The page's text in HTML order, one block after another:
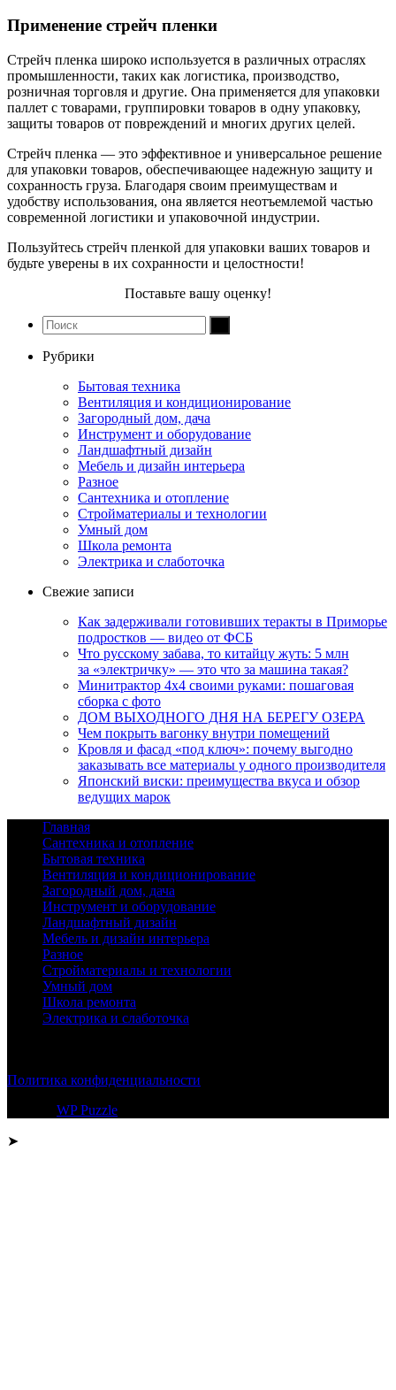
Применение стрейч пленки
Стрейч пленка широко используется в различных отраслях
промышленности, таких как логистика, производство,
розничная торговля и другие. Она применяется для упаковки
паллет с товарами, группировки товаров в одну упаковку,
защиты товаров от повреждений и многих других целей.
Стрейч пленка — это эффективное и универсальное решение
для упаковки товаров, обеспечивающее надежную защиту и
сохранность груза. Благодаря своим преимуществам и
удобству использования, она является неотъемлемой частью
современной логистики и упаковочной индустрии.
Пользуйтесь стрейч пленкой для упаковки ваших товаров и
будьте уверены в их сохранности и целостности!
Поставьте вашу оценку!
Рубрики
Бытовая техника
Вентиляция и кондиционирование
Загородный дом, дача
Инструмент и оборудование
Ландшафтный дизайн
Мебель и дизайн интерьера
Разное
Сантехника и отопление
Стройматериалы и технологии
Умный дом
Школа ремонта
Электрика и слаботочка
Свежие записи
Как задерживали готовивших теракты в Приморье
подростков — видео от ФСБ
Что русскому забава, то китайцу жуть: 5 млн
за «электричку» — это что за машина такая?
Минитрактор 4х4 своими руками: пошаговая
сборка с фото
ДОМ ВЫХОДНОГО ДНЯ НА БЕРЕГУ ОЗЕРА
Чем покрыть вагонку внутри помещений
Кровля и фасад «под ключ»: почему выгодно
заказывать все материалы у одного производителя
Японский виски: преимущества вкуса и обзор
ведущих марок
Главная
Сантехника и отопление
Бытовая техника
Вентиляция и кондиционирование
Загородный дом, дача
Инструмент и оборудование
Ландшафтный дизайн
Мебель и дизайн интерьера
Разное
Стройматериалы и технологии
Умный дом
Школа ремонта
Электрика и слаботочка
Политика конфиденциальности
WP Puzzle
➤